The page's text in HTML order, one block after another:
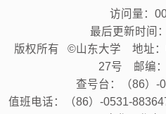
访问量：
最后更新时间：
版权所有 ©山东大学 地址：
27号 邮编
查号台：（86）-
值班电话：（86）-0531-